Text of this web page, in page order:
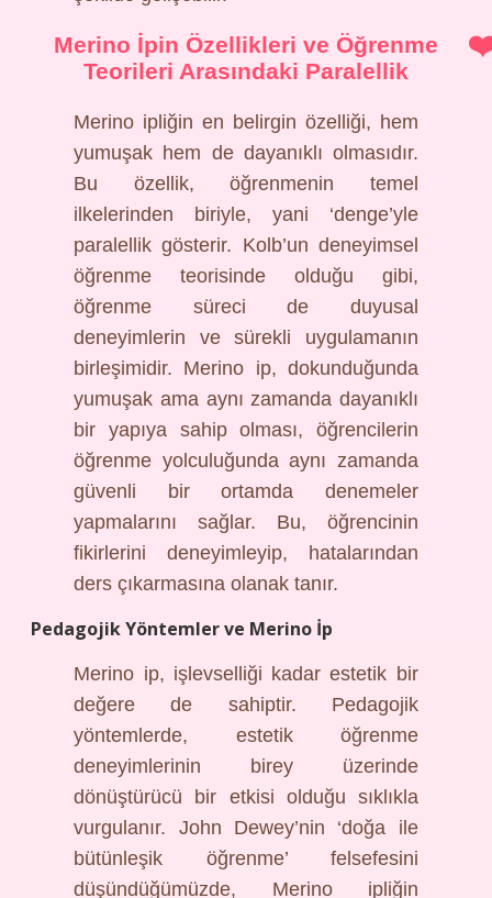
Merino İpin Özellikleri ve Öğrenme
Teorileri Arasındaki Paralellik
Merino ipliğin en belirgin özelliği, hem
yumuşak hem de dayanıklı olmasıdır.
Bu özellik, öğrenmenin temel
ilkelerinden biriyle, yani ‘denge’yle
paralellik gösterir. Kolb’un deneyimsel
öğrenme teorisinde olduğu gibi,
öğrenme süreci de duyusal
deneyimlerin ve sürekli uygulamanın
birleşimidir. Merino ip, dokunduğunda
yumuşak ama aynı zamanda dayanıklı
bir yapıya sahip olması, öğrencilerin
öğrenme yolculuğunda aynı zamanda
güvenli bir ortamda denemeler
yapmalarını sağlar. Bu, öğrencinin
fikirlerini deneyimleyip, hatalarından
ders çıkarmasına olanak tanır.
Pedagojik Yöntemler ve Merino İp
Merino ip, işlevselliği kadar estetik bir
değere de sahiptir. Pedagojik
yöntemlerde, estetik öğrenme
deneyimlerinin birey üzerinde
dönüştürücü bir etkisi olduğu sıklıkla
vurgulanır. John Dewey’nin ‘doğa ile
bütünleşik öğrenme’ felsefesini
düşündüğümüzde, Merino ipliğin